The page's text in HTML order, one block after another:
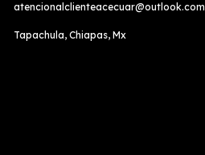
atencionalclienteacecuar@outlook.com
Tapachula, Chiapas, Mx